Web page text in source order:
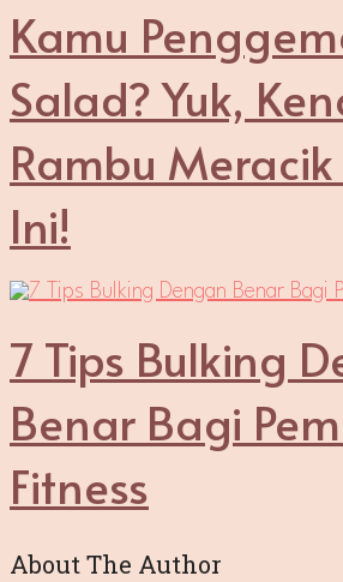
Kamu
Salad? Yuk,
Rambu
Ini!
7 Tips Bulking
Benar Bagi
Fitness
About The Author